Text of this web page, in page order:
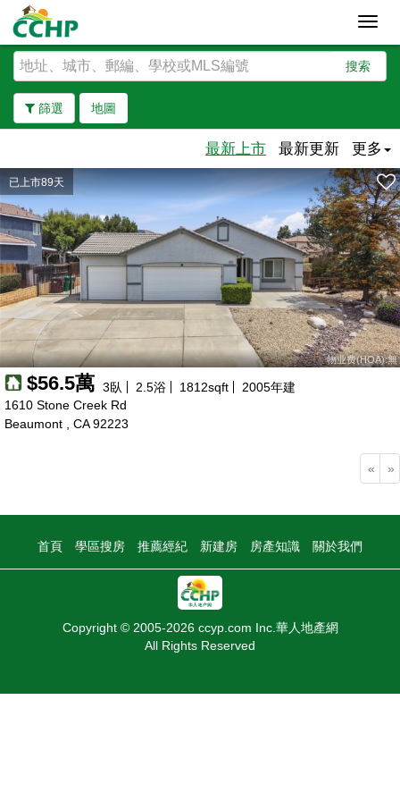
搜索
篩選 地圖
去除邊界
最新上市 最新更新 更多
已上市89天
物业费(HOA):無
$56.5萬 3臥 2.5浴 1812sqft 2005年建
1610 Stone Creek Rd
Beaumont , CA 92223
« »
首頁 學區搜房 推薦經紀 新建房 房產知識 關於我們
Copyright © 2005-2026 ccyp.com Inc.華人地產網
All Rights Reserved